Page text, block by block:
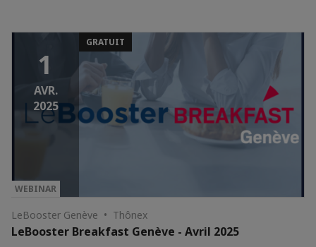
1
AVR.
2025
GRATUIT
WEBINAR
LeBooster Genève • Thônex
LeBooster Breakfast Genève - Avril 2025